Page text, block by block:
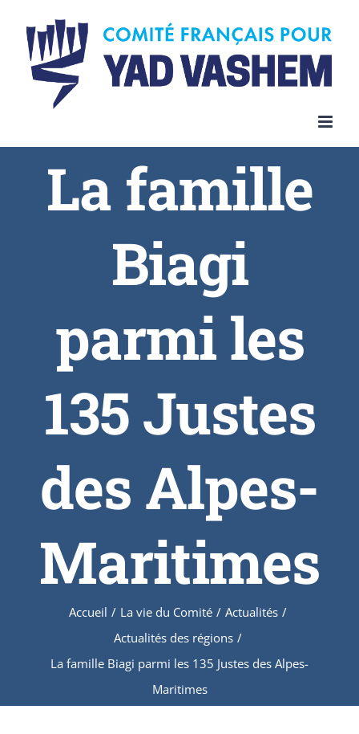
La famille
Biagi
parmi les
135 Justes
des Alpes-
Maritimes
Accueil / La vie du Comité / Actualités /
Actualités des régions /
La famille Biagi parmi les 135 Justes des Alpes-
Maritimes